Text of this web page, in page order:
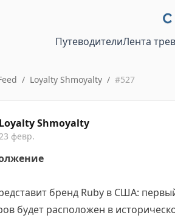
ПутеводителиЛента
/ Loyalty Shmoyalty / #527
Loyalty Shmoyalty
февр.
бренд Ruby в США:
будет расположен в